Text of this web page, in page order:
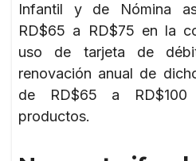
Infantil y de Nómina
RD$65 a RD$75 en la
uso de tarjeta de
renovación anual de
de RD$65 a
productos.